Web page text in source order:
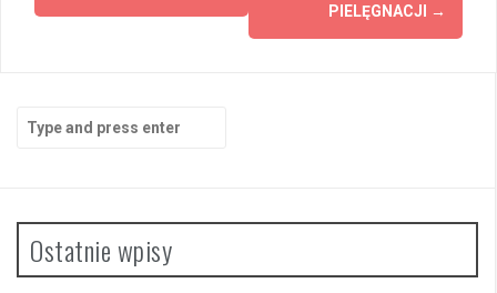
PIELĘGNACJI
→
for:
Ostatnie wpisy